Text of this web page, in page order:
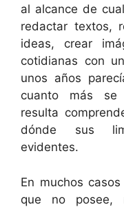
al alcance de
redactar textos,
ideas, crear
cotidianas con
unos años
cuanto más se
resulta
dónde sus
evidentes.
En muchos
que no posee,